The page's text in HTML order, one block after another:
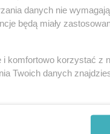
danych nie
będą miały
i komfortowo korzystać z
Twoich danych